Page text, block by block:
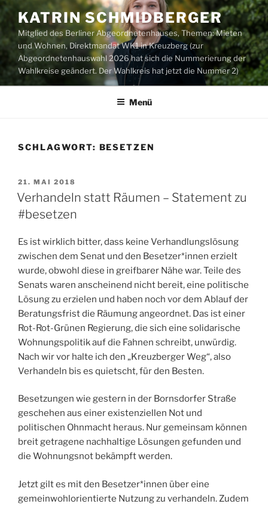
Zum
Inhalt
springen
KATRIN SCHMIDBERGER
Mitglied des Berliner Abgeordnetenhauses, Themen: Mieten
und Wohnen, Direktmandat WK1 in Kreuzberg (zur
Abgeordnetenhauswahl 2026 hat sich die Nummerierung der
Wahlkreise geändert. Der Wahlkreis hat jetzt die Nummer 2)
Menü
SCHLAGWORT: BESETZEN
VERÖFFENTLICHT
AM
21. MAI 2018
Verhandeln statt Räumen – Statement zu
#besetzen
​Es ist wirklich bitter, dass keine Verhandlungslösung
zwischen dem Senat und den Besetzer*innen erzielt
wurde, obwohl diese in greifbarer Nähe war. Teile des
Senats waren anscheinend nicht bereit, eine politische
Lösung zu erzielen und haben noch vor dem Ablauf der
Beratungsfrist die Räumung angeordnet. Das ist einer
Rot-Rot-Grünen Regierung, die sich eine solidarische
Wohnungspolitik auf die Fahnen schreibt, unwürdig.
Nach wir vor halte ich den „Kreuzberger Weg“, also
Verhandeln bis es quietscht, für den Besten.
Besetzungen wie gestern in der Bornsdorfer Straße
geschehen aus einer existenziellen Not und
politischen Ohnmacht heraus. Nur gemeinsam können
breit getragene nachhaltige Lösungen gefunden und
die Wohnungsnot bekämpft werden.
Jetzt gilt es mit den Besetzer*innen über eine
gemeinwohlorientierte Nutzung zu verhandeln. Zudem